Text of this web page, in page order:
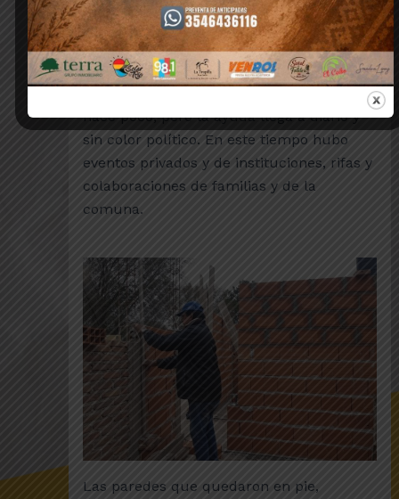
avanzan cada vez más. También
realizaron un locro para reunir fondos.
hace poco, pero la ayuda llega a diario y
sin color político. En este tiempo hubo
eventos privados y de instituciones, rifas y
colaboraciones de familias y de la
comuna.
Las paredes que quedaron en pie,